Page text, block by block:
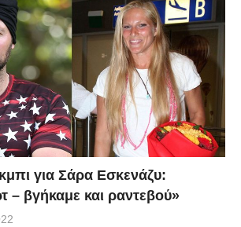
για Σάρα Εσκενάζυ:
– βγήκαμε και ραντεβού»